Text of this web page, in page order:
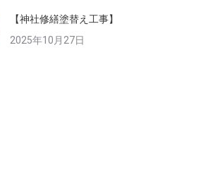
【神社修繕塗替え工事】
2025年10月27日